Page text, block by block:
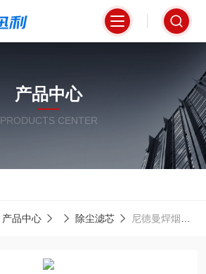
产品中心
PRODUCTS CENTER
产品中心 除尘滤芯 尼德曼焊烟除尘专用滤板12377253 高效